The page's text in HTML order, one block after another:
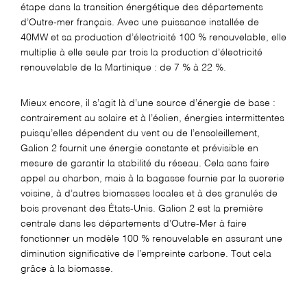
étape dans la transition énergétique des départements
d’Outre-mer français. Avec une puissance installée de
40MW et sa production d’électricité 100 % renouvelable, elle
multiplie à elle seule par trois la production d’électricité
renouvelable de la Martinique : de 7 % à 22 %.
Mieux encore, il s’agit là d’une source d’énergie de base :
contrairement au solaire et à l’éolien, énergies intermittentes
puisqu’elles dépendent du vent ou de l’ensoleillement,
Galion 2 fournit une énergie constante et prévisible en
mesure de garantir la stabilité du réseau. Cela sans faire
appel au charbon, mais à la bagasse fournie par la sucrerie
voisine, à d’autres biomasses locales et à des granulés de
bois provenant des États-Unis. Galion 2 est la première
centrale dans les départements d’Outre-Mer à faire
fonctionner un modèle 100 % renouvelable en assurant une
diminution significative de l’empreinte carbone. Tout cela
grâce à la biomasse.